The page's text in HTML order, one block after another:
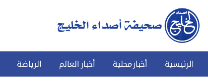
الرئيسية أخبار محلية أخبار العالم الرياضة